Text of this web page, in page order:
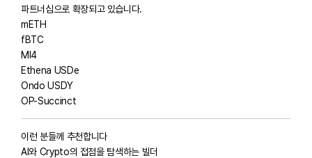
파트너십으로 확장되고 있습니다.
mETH
fBTC
MI4
Ethena USDe
Ondo USDY
OP-Succinct
이런 분들께 추천합니다
AI와 Crypto의 접점을 탐색하는 빌더